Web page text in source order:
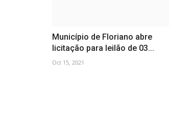
Município de Floriano abre
licitação para leilão de 03...
Oct 15, 2021